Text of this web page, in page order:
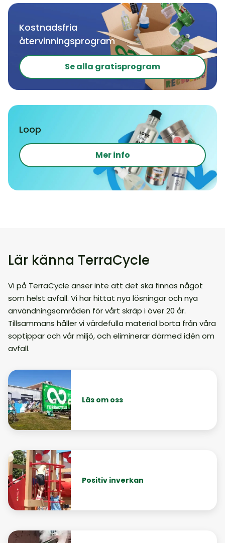
Kostnadsfria
återvinningsprogram
Se alla gratisprogram
Loop
Mer info
Lär känna TerraCycle
Vi på TerraCycle anser inte att det ska finnas något
som helst avfall. Vi har hittat nya lösningar och nya
användningsområden för vårt skräp i över 20 år.
Tillsammans håller vi värdefulla material borta från våra
soptippar och vår miljö, och eliminerar därmed idén om
avfall.
Läs om oss
Positiv inverkan